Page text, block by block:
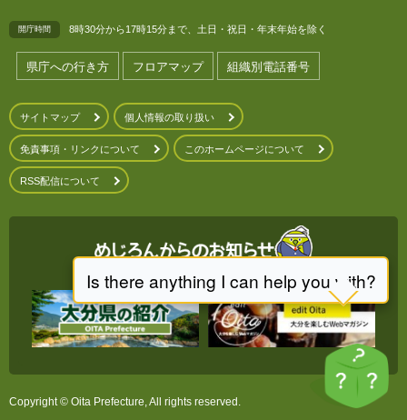
開庁時間 8時30分から17時15分まで、土日・祝日・年末年始を除く
県庁への行き方 フロアマップ 組織別電話番号
サイトマップ 個人情報の取り扱い
免責事項・リンクについて このホームページについて
RSS配信について
Copyright © Oita Prefecture, All rights reserved.